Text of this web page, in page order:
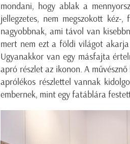
mondani, hogy ablak a
jellegzetes, nem megszokott
nagyobbnak, ami távol van
mert nem ezt a földi világot
Ugyanakkor van egy másfajta
apró részlet az ikonon. A
aprólékos részlettel vannak
embernek, mint egy fatáblára